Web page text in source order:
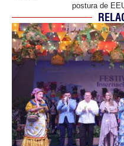
postura de